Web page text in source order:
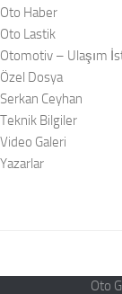
Oto Haber
Oto Lastik
Otomotiv – Ulaşım
Özel Dosya
Serkan Ceyhan
Teknik Bilgiler
Video Galeri
Yazarlar
Oto